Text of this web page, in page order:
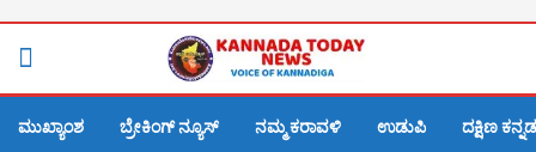
ಮುಖ್ಯಾಂಶ ಬ್ರೇಕಿಂಗ್ ನ್ಯೂಸ್ ನಮ್ಮ ಕರಾವಳಿ ಉಡುಪಿ ದಕ್ಷಿಣ ಕನ್ನಡ